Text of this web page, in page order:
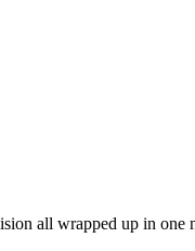
all wrapped up in